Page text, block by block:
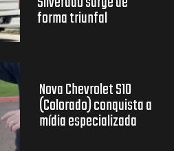
forma triunfal
Nova Chevrolet S10
(Colorado) conquista a
mídia especializada